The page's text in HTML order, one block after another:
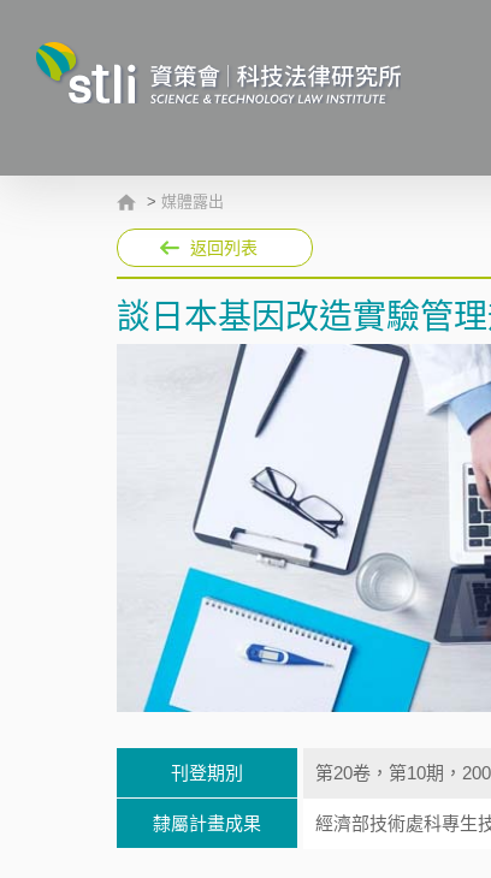
> 媒體露出
返回列表
談日本基因改造實驗管
刊登期別 第20卷，第10期，
隸屬計畫成果 經濟部技術處科專生